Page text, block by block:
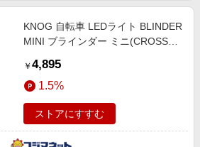
KNOG 自転車 LEDライト BLINDER
MINI ブラインダー ミニ(CROSS
FRONT 54_3554361102
￥ 4,895
1.5%
ストアにすすむ